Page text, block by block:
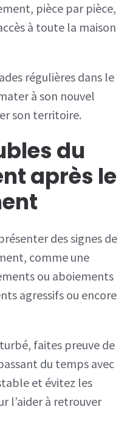
pièce par pièce,
à toute la maison
régulières dans le
à son nouvel
son territoire.
du
après le
des signes de
comme une
ou aboiements
agressifs ou encore
faites preuve de
du temps avec
et évitez les
l’aider à retrouver